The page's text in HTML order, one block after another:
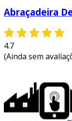
Abraçadeira
4.7
(Ainda sem